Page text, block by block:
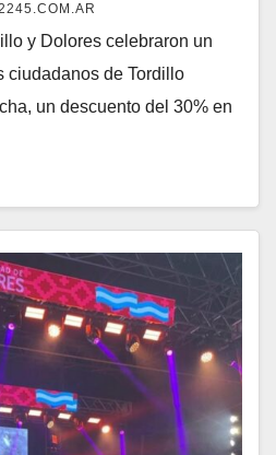
y Dolores celebraron un
ciudadanos de Tordillo
un descuento del 30% en